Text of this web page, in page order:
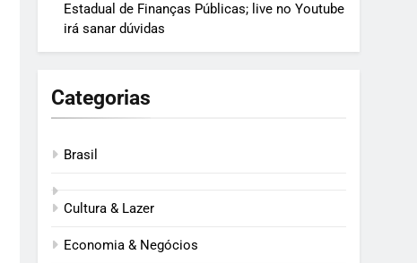
Estadual de Finanças Públicas; live no Youtube
irá sanar dúvidas
Categorias
Brasil
Cultura & Lazer
Economia & Negócios